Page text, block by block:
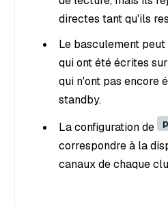
directes tant qu'ils
Le basculement
qui ont été écrites
qui n'ont pas encore
standby.
La configuration de
correspondre à la
canaux de chaque